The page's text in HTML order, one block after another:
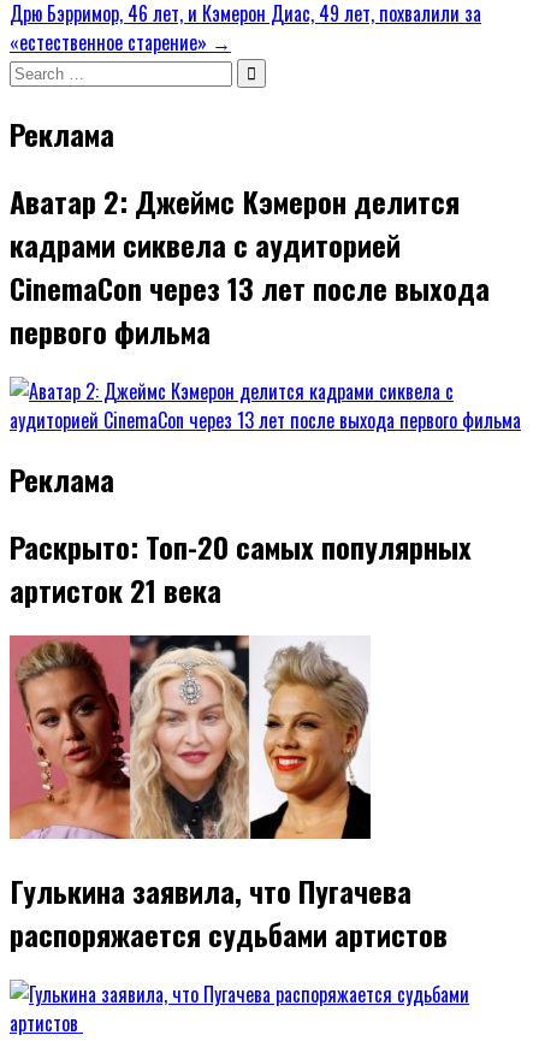
записям
Дрю Бэрримор, 46 лет, и Кэмерон Диас, 49 лет, похвалили за
«естественное старение» →
Search
Реклама
Аватар 2: Джеймс Кэмерон делится
кадрами сиквела с аудиторией
CinemaCon через 13 лет после выхода
первого фильма
Реклама
Раскрыто: Топ-20 самых популярных
артисток 21 века
Гулькина заявила, что Пугачева
распоряжается судьбами артистов